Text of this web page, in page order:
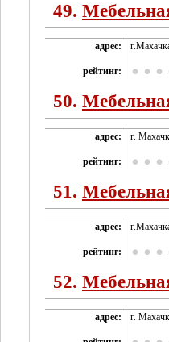
49.
адрес:
рейтинг:
50.
адрес: г.
рейтинг:
51.
адрес:
рейтинг:
52.
адрес: г.